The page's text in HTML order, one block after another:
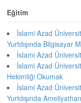
Eğitim
İslami Azad
Yurtdışında Bilgisayar
İslami Azad
İslami Azad
Hekimliği Okumak
İslami Azad
Yurtdışında